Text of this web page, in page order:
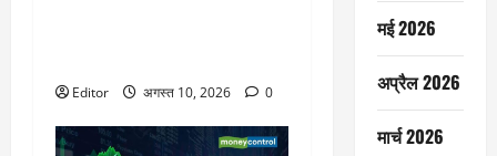
Editor अगस्त 10, 2026 0
मई 2026
अप्रैल 2026
मार्च 2026